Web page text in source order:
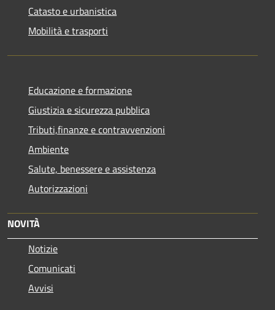
Catasto e urbanistica
Mobilità e trasporti
Educazione e formazione
Giustizia e sicurezza pubblica
Tributi,finanze e contravvenzioni
Ambiente
Salute, benessere e assistenza
Autorizzazioni
NOVITÀ
Notizie
Comunicati
Avvisi